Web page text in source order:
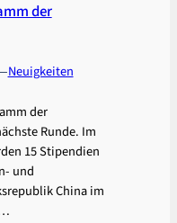
der
Neuigkeiten
der
Runde. Im
15 Stipendien
und
China im